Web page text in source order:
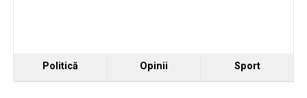
Politică Opinii Sport